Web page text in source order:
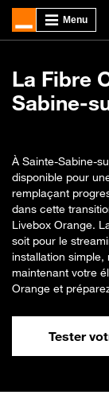
La Fibre
Sabine-
À Sainte-Sabine-
disponible pour
remplaçant
dans cette
Livebox Orange.
soit pour le
installation
maintenant votre
Orange et
Tester